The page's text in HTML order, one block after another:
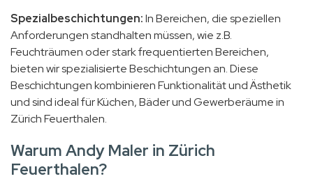
Spezialbeschichtungen:In Bereichen, die speziellen
Anforderungen standhalten müssen, wie z.B.
Feuchträumen oder stark frequentierten Bereichen,
bieten wir spezialisierte Beschichtungen an. Diese
Beschichtungen kombinieren Funktionalität und Ästhetik
und sind ideal für Küchen, Bäder und Gewerberäume in
Zürich Feuerthalen.
Warum Andy Maler in Zürich
Feuerthalen?